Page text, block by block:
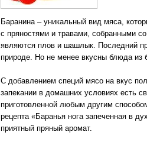
Баранина – уникальный вид мяса,
с пряностями и травами, собранными
являются плов и шашлык. Последний
природе. Но не менее вкусны блюда из
С добавлением специй мясо на вкус
запекании в домашних условиях есть
приготовленной любым другим
рецепта «Баранья нога запеченная в
приятный пряный аромат.